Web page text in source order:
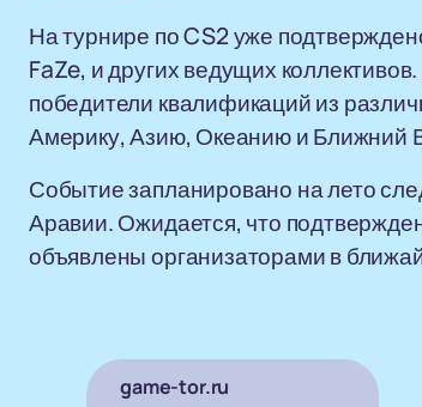
На турнире по CS2 уже
FaZe, и других ведущих
победители квалификаций из
Америку, Азию, Океанию и Ближний
Событие запланировано на лето
Аравии. Ожидается, что
объявлены организаторами в
game-tor.ru